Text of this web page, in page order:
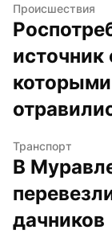
Происшествия
Транспорт
В
дачников